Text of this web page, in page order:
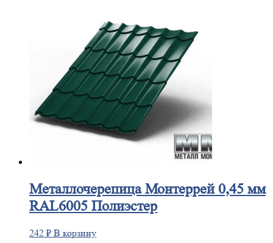
МеталлочерепицаМонтеррей 0,45 мм
RAL6005 Полиэстер
242 ₽ В корзину